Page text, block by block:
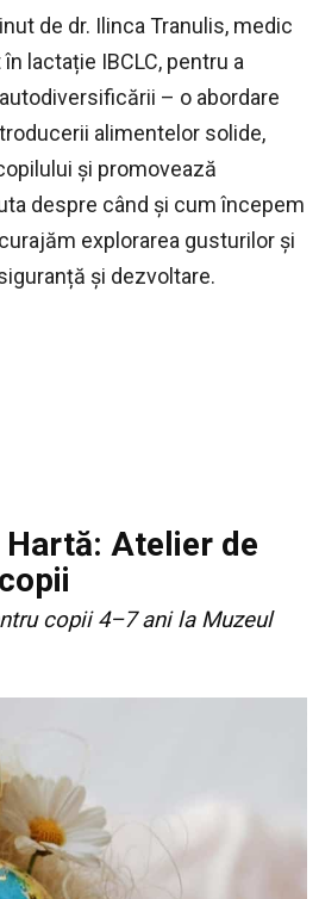
de dr. Ilinca Tranulis, medic
lactație IBCLC, pentru a
– o abordare
alimentelor solide,
și promovează
despre când și cum începem
explorarea gusturilor și
și dezvoltare.
Atelier de
copii 4–7 ani la Muzeul